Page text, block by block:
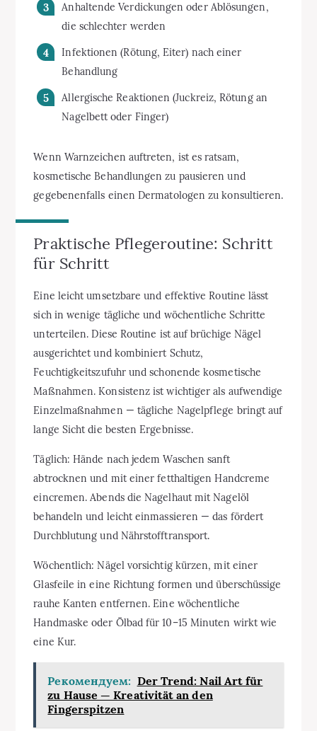
Anhaltende Verdickungen oder Ablösungen,
die schlechter werden
Infektionen (Rötung, Eiter) nach einer
Behandlung
Allergische Reaktionen (Juckreiz, Rötung an
Nagelbett oder Finger)
Wenn Warnzeichen auftreten, ist es ratsam,
kosmetische Behandlungen zu pausieren und
gegebenenfalls einen Dermatologen zu konsultieren.
Praktische Pflegeroutine: Schritt
für Schritt
Eine leicht umsetzbare und effektive Routine lässt
sich in wenige tägliche und wöchentliche Schritte
unterteilen. Diese Routine ist auf brüchige Nägel
ausgerichtet und kombiniert Schutz,
Feuchtigkeitszufuhr und schonende kosmetische
Maßnahmen. Konsistenz ist wichtiger als aufwendige
Einzelmaßnahmen — tägliche Nagelpflege bringt auf
lange Sicht die besten Ergebnisse.
Täglich: Hände nach jedem Waschen sanft
abtrocknen und mit einer fetthaltigen Handcreme
eincremen. Abends die Nagelhaut mit Nagelöl
behandeln und leicht einmassieren — das fördert
Durchblutung und Nährstofftransport.
Wöchentlich: Nägel vorsichtig kürzen, mit einer
Glasfeile in eine Richtung formen und überschüssige
rauhe Kanten entfernen. Eine wöchentliche
Handmaske oder Ölbad für 10–15 Minuten wirkt wie
eine Kur.
Рекомендуем: Der Trend: Nail Art für
zu Hause — Kreativität an den
Fingerspitzen